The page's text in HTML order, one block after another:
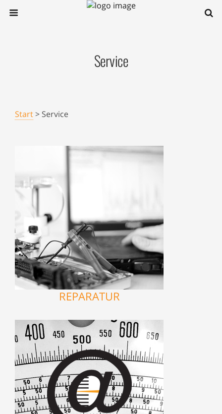
Service
Start> Service
REPARATUR